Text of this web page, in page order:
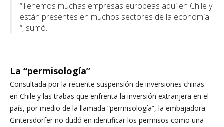
“Tenemos muchas empresas europeas aquí en Chile y
están presentes en muchos sectores de la economía
“, sumó.
La “permisología”
Consultada por la reciente suspensión de inversiones chinas
en Chile y las trabas que enfrenta la inversión extranjera en el
país, por medio de la llamada “permisología”, la embajadora
Gintersdorfer no dudó en identificar los permisos como una